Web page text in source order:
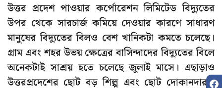
উত্তর প্রদেশ পাওয়ার কর্পোরেশন লিমিটেড বিদ্যুতের
উপর থেকে সারচার্জ কমিয়ে দেওয়ার কারণে সাধারণ
মানুষের বিদ্যুতের বিলও বেশ খানিকটা কমতে চলেছে।
গ্রাম এবং শহর উভয় ক্ষেত্রের বাসিন্দাদের বিদ্যুতের বিলে
অনেকটাই সাশ্রয় হতে চলেছে জুলাই মাসে। এছাড়াও
উত্তরপ্রদেশের ছোট বড় শিল্প এবং ছোট দোকানদাররা